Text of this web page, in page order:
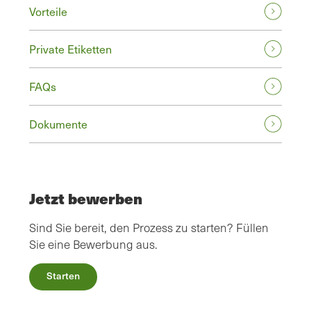
Vorteile
Private Etiketten
FAQs
Dokumente
Jetzt bewerben
Sind Sie bereit, den Prozess zu starten? Füllen
Sie eine Bewerbung aus.
Starten